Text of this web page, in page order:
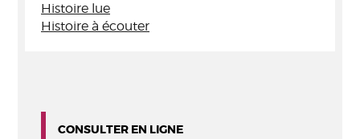
Histoire lue
Histoire à écouter
CONSULTER EN LIGNE